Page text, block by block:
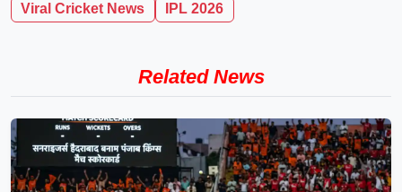
Viral Cricket News
IPL 2026
Related News